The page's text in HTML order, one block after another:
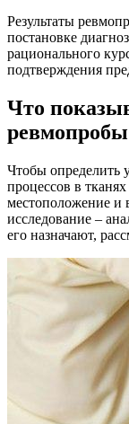
Результаты
постановке
рационального
подтверждения
Что
ревмопробы
Чтобы определить
процессов в
местоположение и
исследование –
его назначают,